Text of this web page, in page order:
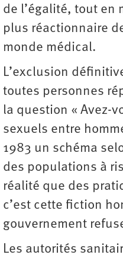
de l’égalité, tout en
plus réactionnaire
monde médical.
L’exclusion
toutes personnes
la question « Avez-
sexuels entre
1983 un schéma
des populations à
réalité que des
c’est cette fiction
gouvernement
Les autorités